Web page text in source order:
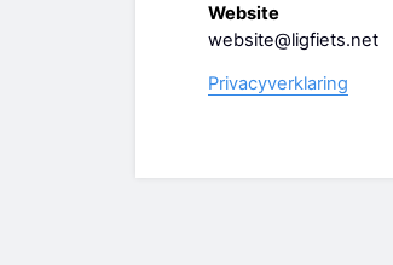
Website
website@ligfiets.net
Privacyverklaring